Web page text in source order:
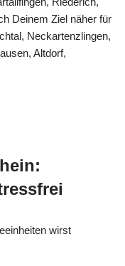
Deinem Ziel näher für
Neckartenzlingen,
Altdorf,
wirst